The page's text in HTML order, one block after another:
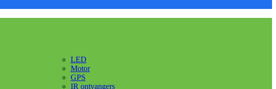
LED
Motor
GPS
IR ontvangers